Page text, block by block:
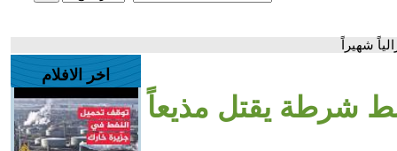
شهيراً
شرطة يقتل مذيعاً
اخر الافلام